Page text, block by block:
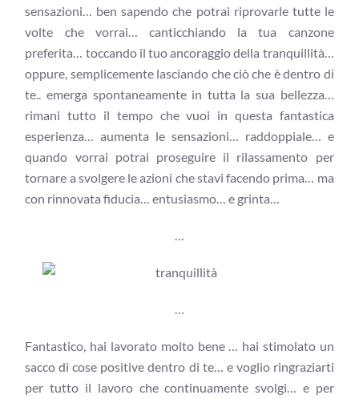
sensazioni… ben sapendo che potrai riprovarle tutte le
volte che vorrai… canticchiando la tua canzone
preferita… toccando il tuo ancoraggio della tranquillità…
oppure, semplicemente lasciando che ciò che è dentro di
te.. emerga spontaneamente in tutta la sua bellezza…
rimani tutto il tempo che vuoi in questa fantastica
esperienza… aumenta le sensazioni… raddoppiale… e
quando vorrai potrai proseguire il rilassamento per
tornare a svolgere le azioni che stavi facendo prima… ma
con rinnovata fiducia… entusiasmo… e grinta…
Fantastico, hai lavorato molto bene … hai stimolato un
sacco di cose positive dentro di te… e voglio ringraziarti
per tutto il lavoro che continuamente svolgi… e per